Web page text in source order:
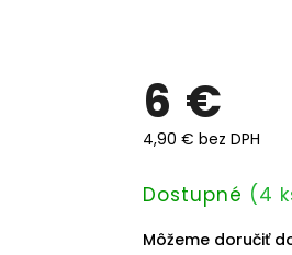
6 €
4,90 € bez DPH
Jednotková
Dostupné (4
Môžeme doručiť